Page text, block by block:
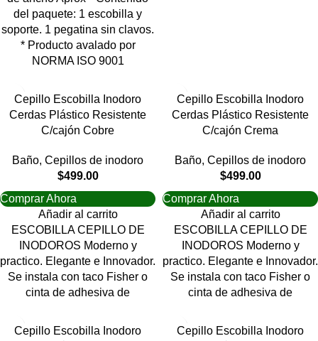
del paquete: 1 escobilla y
soporte. 1 pegatina sin clavos.
* Producto avalado por
NORMA ISO 9001
Cepillo Escobilla Inodoro
Cerdas Plástico Resistente
C/cajón Cobre
Baño, Cepillos de inodoro
$499.00
Comprar Ahora
Añadir al carrito
ESCOBILLA CEPILLO DE
INODOROS Moderno y
practico. Elegante e Innovador.
Se instala con taco Fisher o
cinta de adhesiva de
Cepillo Escobilla Inodoro
Cerdas Plástico Resistente
C/cajón Crema
Baño, Cepillos de inodoro
$499.00
Comprar Ahora
Añadir al carrito
ESCOBILLA CEPILLO DE
INODOROS Moderno y
practico. Elegante e Innovador.
Se instala con taco Fisher o
cinta de adhesiva de
Cepillo Escobilla Inodoro
Cepillo Escobilla Inodoro